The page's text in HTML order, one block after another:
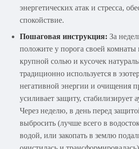
энергетических атак и стресса,
спокойствие.
Пошаговая инструкция: За
положите у порога своей
крупной солью и кусочек
традиционно используется в
негативной энергии и очищения
усиливает защиту, стабилизирует
Через неделю, в день перед
выбросить (лучше всего в
водой, или закопать в землю